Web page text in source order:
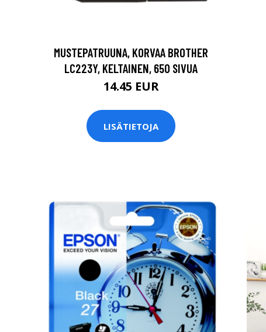
MUSTEPATRUUNA, KORVAA BROTHER
LC223Y, KELTAINEN, 650 SIVUA
14.45 EUR
LISÄTIETOJA